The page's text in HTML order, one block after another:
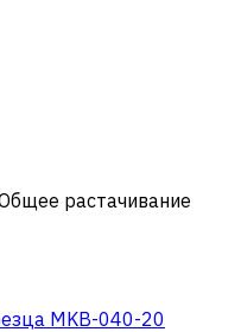
растачивание
MKB-040-20